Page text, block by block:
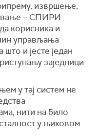
извршење,
– СПИРИ
корисника и
управљања
што и јесте један
заједници
у тај систем не
нити на било
у њиховом